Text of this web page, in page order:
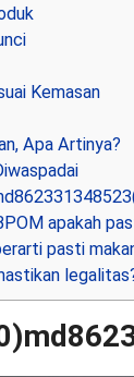
Kemasan
Apa Artinya?
apakah
pasti